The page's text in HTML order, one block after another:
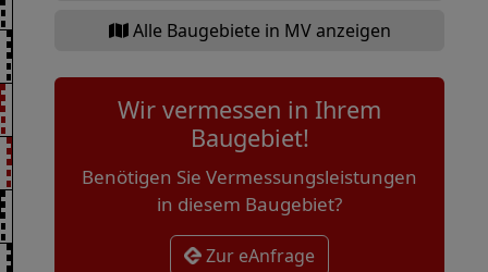
Alle Baugebiete in MV anzeigen
Wir vermessen in Ihrem
Baugebiet!
Benötigen Sie Vermessungsleistungen
in diesem Baugebiet?
Zur eAnfrage